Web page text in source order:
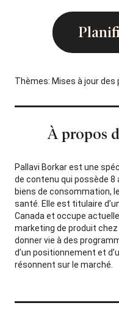
Thèmes: Mises à jour des
À propos
Pallavi Borkar est une
de contenu qui possède 8
biens de consommation,
santé. Elle est titulaire
Canada et occupe
marketing de produit
donner vie à des
d’un positionnement et
résonnent sur le marché.